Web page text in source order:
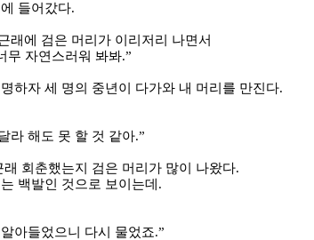
들어갔다.
래에 검은 머리가 이리저리 나면서
무 자연스러워 봐봐.”
하자 세 명의 중년이 다가와 내 머리를 만진다.
라 해도 못 할 것 같아.”
회춘했는지 검은 머리가 많이 나왔다.
백발인 것으로 보이는데 .
아들었으니 다시 물었죠.”